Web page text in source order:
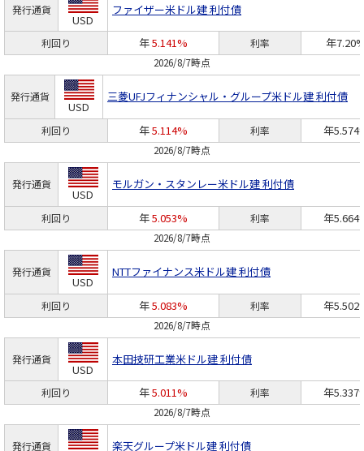
発行通貨
USD
ファイザー米ドル建 利付債
利回り 年5.141% 利率 年
2026/8/7時点
発行通貨
USD
三菱UFJフィナンシャル・グループ米ドル建 利付債
利回り 年5.114% 利率 年
2026/8/7時点
発行通貨
USD
モルガン・スタンレー米ドル建 利付債
利回り 年5.053% 利率 年
2026/8/7時点
発行通貨
USD
NTTファイナンス米ドル建 利付債
利回り 年5.083% 利率 年
2026/8/7時点
発行通貨
USD
本田技研工業米ドル建 利付債
利回り 年5.011% 利率 年
2026/8/7時点
発行通貨 楽天グループ米ドル建 利付債